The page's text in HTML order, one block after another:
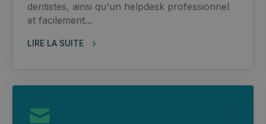
dentistes, ainsi qu'un helpdesk professionnel
et facilement...
LIRE LA SUITE